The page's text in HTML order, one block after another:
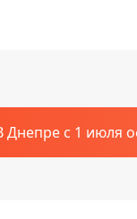
Днепре с 1 июля